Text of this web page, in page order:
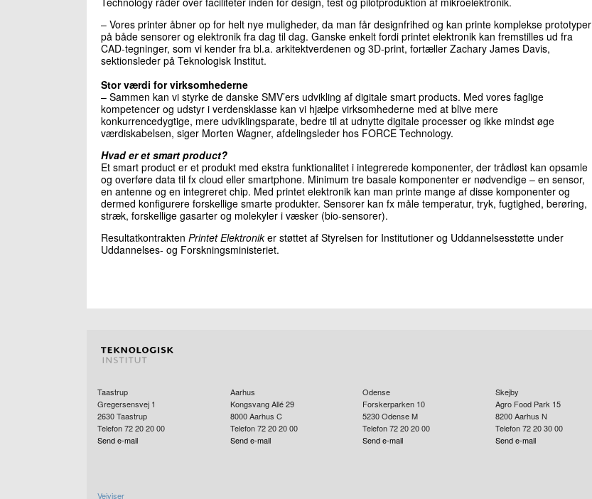
– Vores printer åbner op for helt nye muligheder, da man får designfrihed og kan printe komplekse prototyper
på både sensorer og elektronik fra dag til dag. Ganske enkelt fordi printet elektronik kan fremstilles ud fra
CAD-tegninger, som vi kender fra bl.a. arkitektverdenen og 3D-print, fortæller Zachary James Davis,
sektionsleder på Teknologisk Institut.
Stor værdi for virksomhederne
– Sammen kan vi styrke de danske SMV’ers udvikling af digitale smart products. Med vores faglige
kompetencer og udstyr i verdensklasse kan vi hjælpe virksomhederne med at blive mere
konkurrencedygtige, mere udviklingsparate, bedre til at udnytte digitale processer og ikke mindst øge
værdiskabelsen, siger Morten Wagner, afdelingsleder hos FORCE Technology.
Hvad er et smart product?
Et smart product er et produkt med ekstra funktionalitet i integrerede komponenter, der trådløst kan opsamle
og overføre data til fx cloud eller smartphone. Minimum tre basale komponenter er nødvendige – en sensor,
en antenne og en integreret chip. Med printet elektronik kan man printe mange af disse komponenter og
dermed konfigurere forskellige smarte produkter. Sensorer kan fx måle temperatur, tryk, fugtighed, berøring,
stræk, forskellige gasarter og molekyler i væsker (bio-sensorer).
Resultatkontrakten Printet Elektronik er støttet af Styrelsen for Institutioner og Uddannelsesstøtte under
Uddannelses- og Forskningsministeriet.
Taastrup
Gregersensvej 1
2630Taastrup
Telefon 72 20 20 00
Send e-mail
Aarhus
Kongsvang Allé 29
8000 Aarhus C
Telefon 72 20 20 00
Send e-mail
Odense
Forskerparken 10
5230 Odense M
Telefon 72 20 20 00
Send e-mail
Skejby
Agro Food Park 15
8200Aarhus N
Telefon 72 20 30 00
Send e-mail
Vejviser